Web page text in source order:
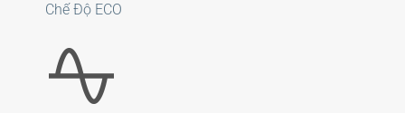
Chế Độ ECO